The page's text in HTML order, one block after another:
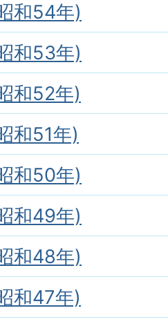
和54年)
和53年)
和52年)
和51年)
和50年)
和49年)
和48年)
和47年)